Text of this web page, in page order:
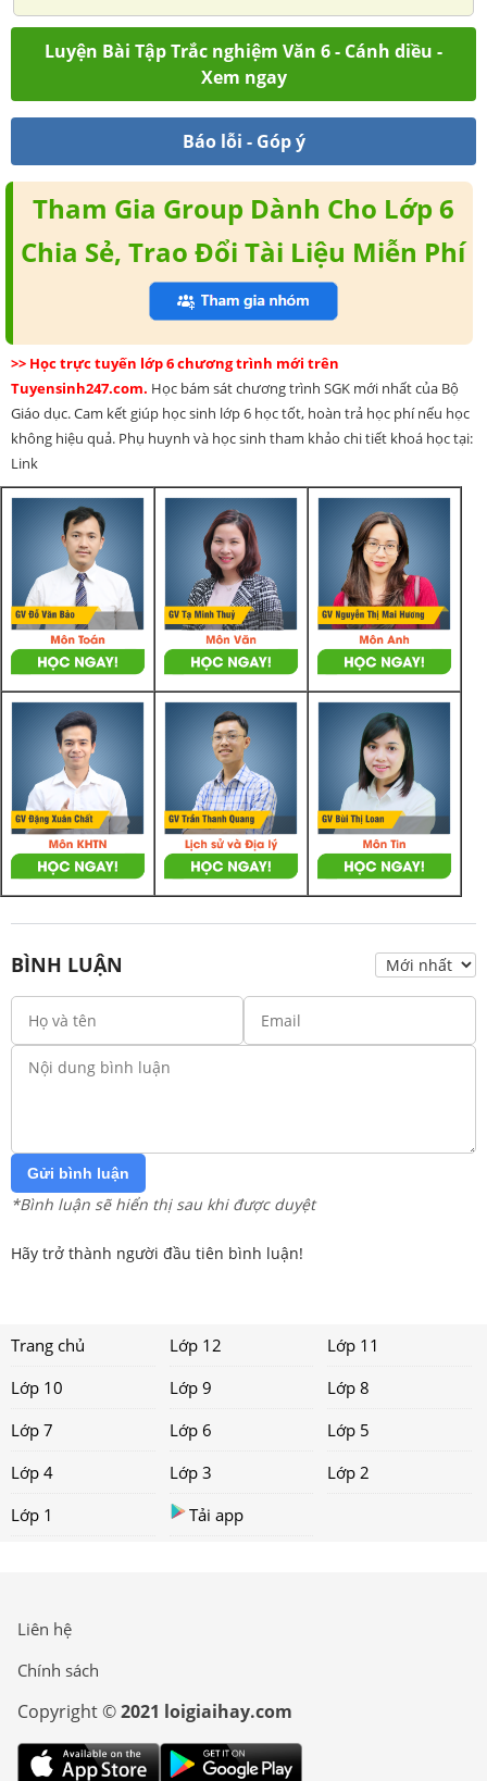
Luyện Bài Tập Trắc nghiệm Văn 6 - Cánh diều -
Xem ngay
Báo lỗi - Góp ý
Tham Gia Group Dành Cho Lớp 6
Chia Sẻ, Trao Đổi Tài Liệu Miễn Phí
>> Học trực tuyến lớp 6 chương trình mới trên
Tuyensinh247.com. Học bám sát chương trình SGK mới nhất của Bộ
Giáo dục. Cam kết giúp học sinh lớp 6 học tốt, hoàn trả học phí nếu học
không hiệu quả. Phụ huynh và học sinh tham khảo chi tiết khoá học tại:
Link
BÌNH LUẬN
Gửi bình luận
*Bình luận sẽ hiển thị sau khi được duyệt
Hãy trở thành người đầu tiên bình luận!
Trang chủ Lớp 12
Lớp 11
Lớp 10
Lớp 9
Lớp 8
Lớp 7
Lớp 6
Lớp 5
Lớp 4
Lớp 3
Lớp 2
Lớp 1
Tải app
Liên hệ
Chính sách
Copyright ©2021 loigiaihay.com